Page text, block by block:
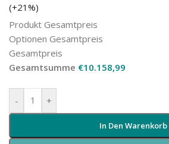
(+21%)
Produkt Gesamtpreis
Optionen Gesamtpreis
Gesamtpreis
Gesamtsumme €10.158,99
- +
In Den Warenkorb